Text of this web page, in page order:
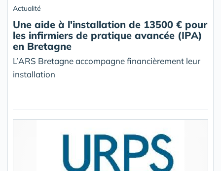
Actualité
Une aide à l'installation de 13500 € pour
les infirmiers de pratique avancée (IPA)
en Bretagne
L’ARS Bretagne accompagne financièrement leur
installation